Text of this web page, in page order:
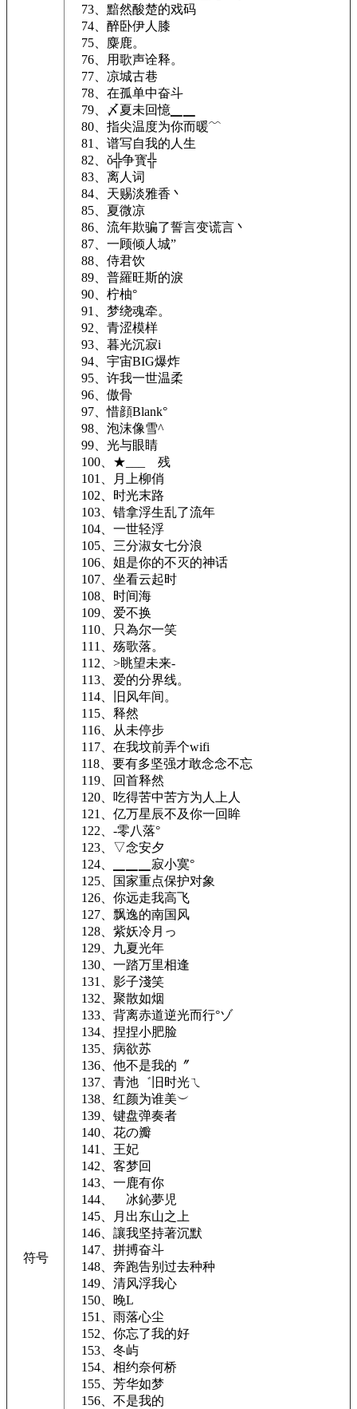
符号
73、黯然酸楚的戏码
74、醉卧伊人膝
75、麋鹿。
76、用歌声诠释。
77、凉城古巷
78、在孤单中奋斗
79、〆夏未回憶▁▁
80、指尖温度为你而暖﹌
81、谱写自我的人生
82、ǒ╬争寳╬
83、离人词
84、天赐淡雅香丶
85、夏微凉
86、流年欺骗了誓言变谎言丶
87、一顾倾人城”
88、侍君饮
89、普羅旺斯的淚
90、柠柚°
91、梦绕魂牵。
92、青涩模样
93、暮光沉寂i
94、宇宙BIG爆炸
95、许我一世温柔
96、傲骨
97、惜顔Blank°
98、泡沫像雪^
99、光与眼睛
100、★___ゝ残
101、月上柳俏
102、时光末路
103、错拿浮生乱了流年
104、一世轻浮
105、三分淑女七分浪
106、姐是你的不灭的神话
107、坐看云起时
108、时间海
109、爱不换
110、只為尔一笑
111、殇歌落。
112、>眺望未来-
113、爱的分界线。
114、旧风年间。
115、释然
116、从未停步
117、在我坟前弄个wifi
118、要有多坚强才敢念念不忘
119、回首释然
120、吃得苦中苦方为人上人
121、亿万星辰不及你一回眸
122、-零八落°
123、▽念安夕
124、▁▁▁寂小寞°
125、国家重点保护对象
126、你远走我高飞
127、飘逸的南国风
128、紫妖冷月っ
129、九夏光年
130、一踏万里相逢
131、影子淺笑
132、聚散如烟
133、背离赤道逆光而行°ゾ
134、捏捏小肥脸
135、病欲苏
136、他不是我的〞
137、青池゛旧时光ㄟ
138、红颜为谁美︶
139、键盘弹奏者ゝ
140、花の瓣
141、王妃
142、客梦回
143、一鹿有你
144、ゞ冰鈊夢児ゞ
145、月出东山之上
146、讓我坚持著沉默
147、拼搏奋斗
148、奔跑告别过去种种
149、清风浮我心
150、晚L
151、雨落心尘
152、你忘了我的好
153、冬屿
154、相约奈何桥
155、芳华如梦
156、不是我的